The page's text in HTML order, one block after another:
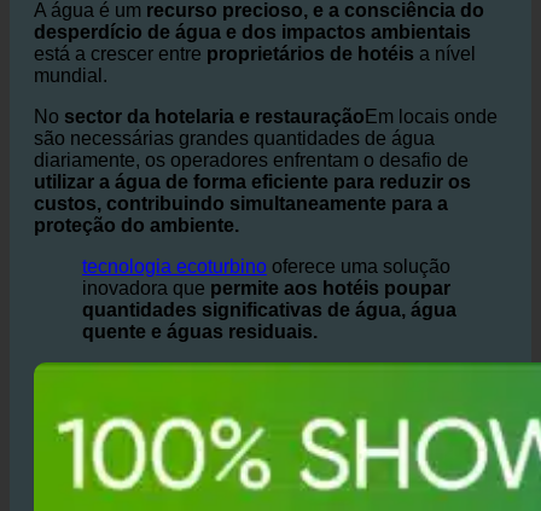
A água é um recurso precioso, e a consciência do
desperdício de água e dos impactos ambientais
está a crescer entre
No sector da hotelaria e restauração Em locais onde
são necessárias grandes quantidades de água
diariamente, os operadores enfrentam o desafio de
utilizar a água de forma eficiente para reduzir os
custos, contribuindo simultaneamente para a
tecnologia ecoturbinooferece uma solução
inovadora quepermite aos hotéis poupar
quantidades significativas de água, água